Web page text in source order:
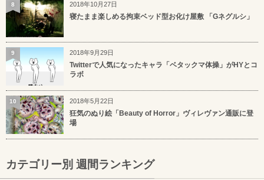
2018年10月27日
寝たまま楽しめる拘束ベッド型お化け屋敷 「Gネグルシ」
8
2018年9月29日
Twitterで人気になったキャラ「ベタックマ体操」がHYとコ
ラボ
9
2018年5月22日
狂気のぬり絵「Beauty of Horror」ヴィレヴァン通販に登
場
10
カテゴリー別 週間ランキング